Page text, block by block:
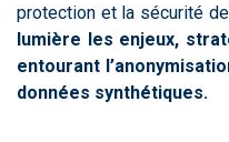
protection et la sécurité
lumière les enjeux,
entourant
données synthétiques.